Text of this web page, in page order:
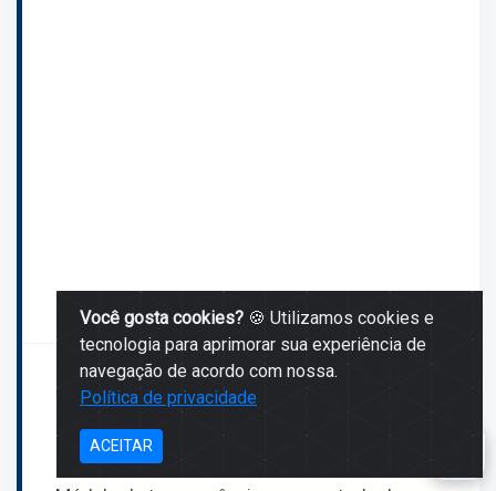
100% AUTOMÁTICAS
DIÁRIAS
Você gosta cookies? 🍪 Utilizamos cookies e
tecnologia para aprimorar sua experiência de
navegação de acordo com nossa.
Política de privacidade
ACEITAR